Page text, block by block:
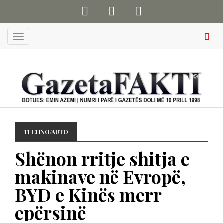
Menu
TECHNO/AUTO
Shënon rritje shitja e
makinave në Evropë,
BYD e Kinës merr
epërsinë